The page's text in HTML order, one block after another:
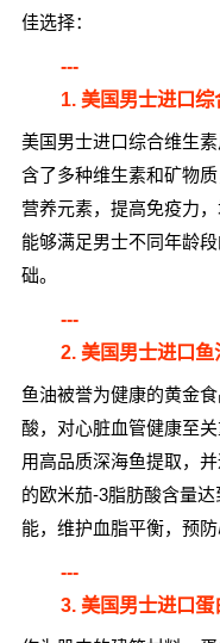
佳选择：
---
1. 美国男士进口
美国男士进口综合维生
含了多种维生素和矿物
营养元素，提高免疫力
能够满足男士不同年龄
础。
---
2. 美国男士进口鱼
鱼油被誉为健康的黄金
酸，对心脏血管健康至
用高品质深海鱼提取，
的欧米茄-3脂肪酸含量
能，维护血脂平衡，预防
---
3. 美国男士进口蛋